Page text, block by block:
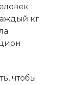
кг
чтобы